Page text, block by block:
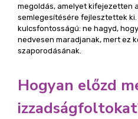
megoldás, amelyet kifejezetten
semlegesítésére fejlesztettek
kulcsfontosságú: ne hagyd,
nedvesen maradjanak, mert ez
szaporodásának.
Hogyan előzd